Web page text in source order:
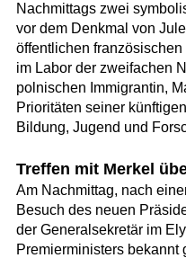
Nachmittags zwei
vor dem Denkmal von
öffentlichen
im Labor der zweifachen
polnischen Immigrantin,
Prioritäten seiner
Bildung, Jugend und
Treffen mit Merkel
Am Nachmittag, nach
Besuch des neuen
der Generalsekretär im
Premierministers bekannt